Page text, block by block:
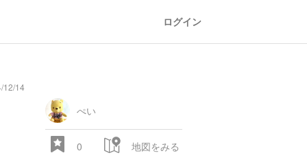
ログイン
12/14
ぺい
0 地図をみる